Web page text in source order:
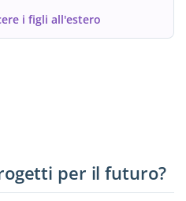
i figli all'estero
per il futuro?